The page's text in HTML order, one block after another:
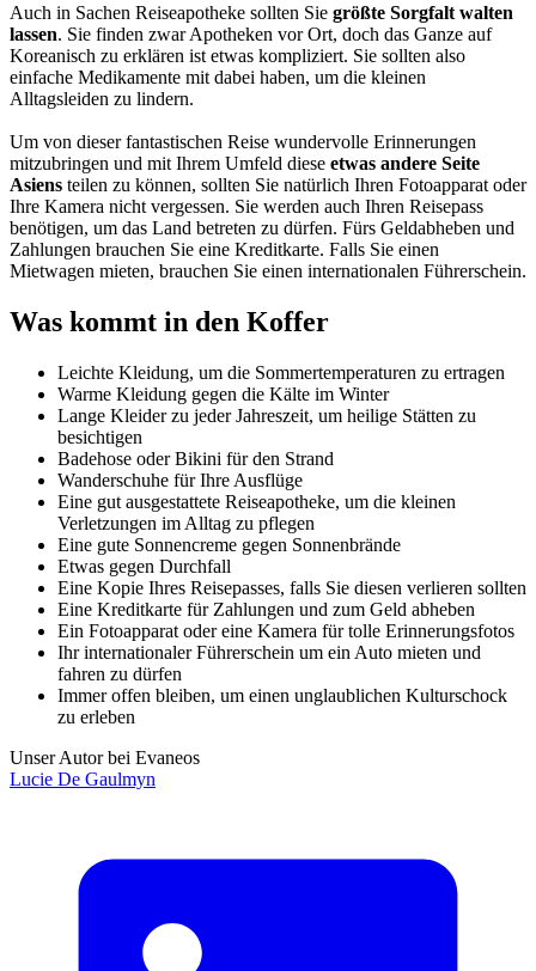
Auch in Sachen Reiseapotheke sollten Sie größte Sorgfalt walten
lassen. Sie finden zwar Apotheken vor Ort, doch das Ganze auf
Koreanisch zu erklären ist etwas kompliziert. Sie sollten also
einfache Medikamente mit dabei haben, um die kleinen
Alltagsleiden zu lindern.
Um von dieser fantastischen Reise wundervolle Erinnerungen
mitzubringen und mit Ihrem Umfeld diese etwas andere Seite
Asiens teilen zu können, sollten Sie natürlich Ihren Fotoapparat oder
Ihre Kamera nicht vergessen. Sie werden auch Ihren Reisepass
benötigen, um das Land betreten zu dürfen. Fürs Geldabheben und
Zahlungen brauchen Sie eine Kreditkarte. Falls Sie einen
Mietwagen mieten, brauchen Sie einen internationalen Führerschein.
Was kommt in den Koffer
Leichte Kleidung, um die Sommertemperaturen zu ertragen
Warme Kleidung gegen die Kälte im Winter
Lange Kleider zu jeder Jahreszeit, um heilige Stätten zu
besichtigen
Badehose oder Bikini für den Strand
Wanderschuhe für Ihre Ausflüge
Eine gut ausgestattete Reiseapotheke, um die kleinen
Verletzungen im Alltag zu pflegen
Eine gute Sonnencreme gegen Sonnenbrände
Etwas gegen Durchfall
Eine Kopie Ihres Reisepasses, falls Sie diesen verlieren sollten
Eine Kreditkarte für Zahlungen und zum Geld abheben
Ein Fotoapparat oder eine Kamera für tolle Erinnerungsfotos
Ihr internationaler Führerschein um ein Auto mieten und
fahren zu dürfen
Immer offen bleiben, um einen unglaublichen Kulturschock
zu erleben
Unser Autor bei Evaneos
Lucie De Gaulmyn